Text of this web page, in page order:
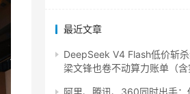
最近文章
DeepSeek V4 Flash低价斩
梁文锋也卷不动算力账单（含
阿里、腾讯、360同时出手：